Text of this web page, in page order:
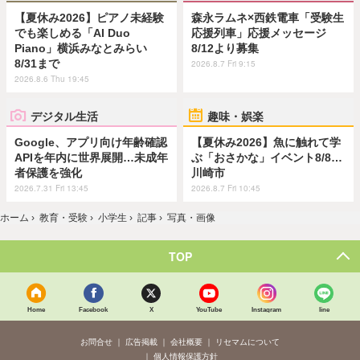
【夏休み2026】ピアノ未経験
でも楽しめる「AI Duo
Piano」横浜みなとみらい
8/31まで
2026.8.6 Thu 19:45
森永ラムネ×西鉄電車「受験生
応援列車」応援メッセージ
8/12より募集
2026.8.7 Fri 9:15
デジタル生活
Google、アプリ向け年齢確認
APIを年内に世界展開…未成年
者保護を強化
2026.7.31 Fri 13:45
趣味・娯楽
【夏休み2026】魚に触れて学
ぶ「おさかな」イベント8/8…
川崎市
2026.8.7 Fri 10:45
ホーム › 教育・受験 › 小学生 › 記事 › 写真・画像
TOP
Home Facebook X YouTube Instagram line
お問合せ 広告掲載 会社概要
リセマムについて
個人情報保護方針